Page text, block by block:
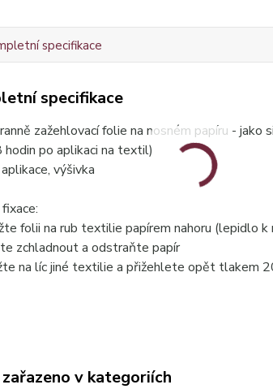
specifikace
specifikace
zažehlovací folie na nosném papíru - jako
hodin po aplikaci na textil)
výšivka
folii na rub textilie papírem nahoru (lepidlo
zchladnout a odstraňte papír
na líc jiné textilie a přižehlete opět tlakem
v kategoriích